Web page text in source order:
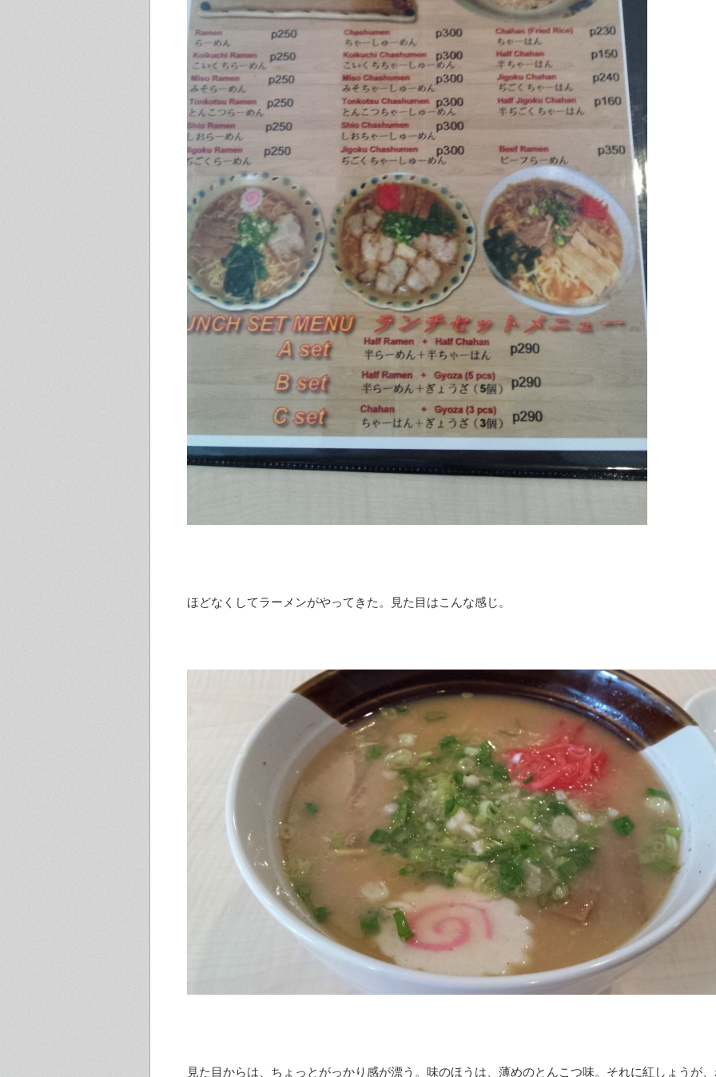
ほどなくしてラーメンがやってきた。見た目はこんな感じ。
見た目からは、ちょっとがっかり感が漂う。味のほうは、薄めのとんこつ味。それに紅しょうが